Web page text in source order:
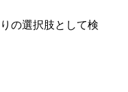
の選択肢として検